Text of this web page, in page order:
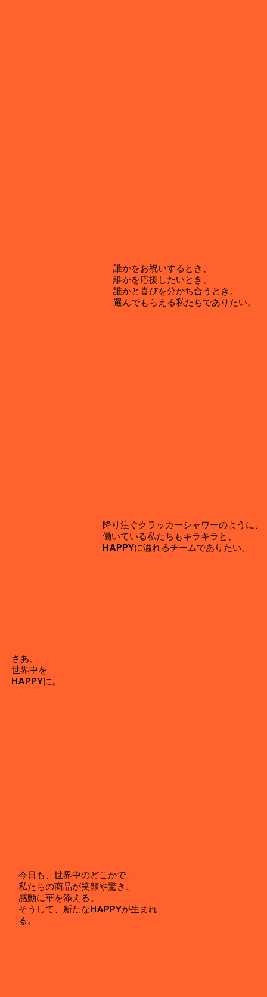
​誰かをお祝いするとき、
誰かを応援したいとき、
誰かと喜びを分かち合うとき。
​選んでもらえる私たちでありたい。
降り注ぐクラッカーシャワーのように、
働いている私たちもキラキラと、
HAPPYに溢れるチームでありたい。
​今日も、世界中のどこかで、
私たちの商品が笑顔や驚き、
感動に華を添える。
そうして、新たなHAPPYが生まれ
る。
​さあ、
世界中を
​HAPPYに。